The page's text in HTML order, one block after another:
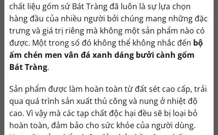
chất liệu gốm sứ Bát Tràng đã luôn là sự lựa chọn
hàng đầu của nhiều người bởi chúng mang những đặc
trưng và giá trị riêng mà không một sản phẩm nào có
được. Một trong số đó không thể không nhắc đến bộ
ấm chén men vân đá xanh dáng bưởi cành gốm
Bát Tràng.
Sản phẩm được làm hoàn toàn từ đất sét cao cấp, trải
qua quá trình sản xuất thủ công và nung ở nhiệt độ
cao. Vì vậy mà các tạp chất độc hại đều sẽ bị loại bỏ
hoàn toàn, đảm bảo cho sức khỏe của người dùng.